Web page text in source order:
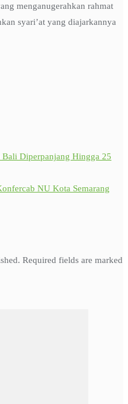
menganugerahkan rahmat
syari’at yang diajarkannya
Bali Diperpanjang Hingga 25
NU Kota Semarang
Required fields are marked